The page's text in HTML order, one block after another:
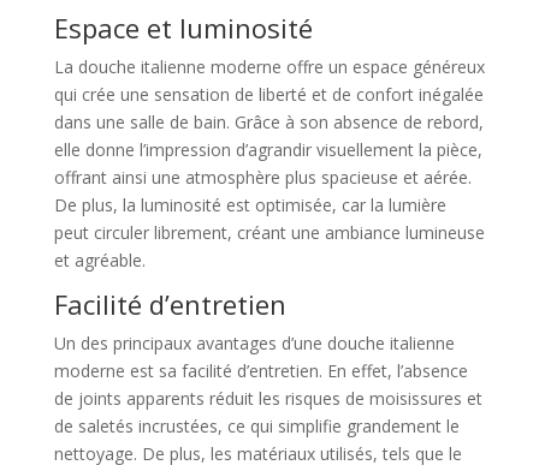
Espace et luminosité
La douche italienne moderne offre un espace généreux
qui crée une sensation de liberté et de confort inégalée
dans une salle de bain. Grâce à son absence de rebord,
elle donne l’impression d’agrandir visuellement la pièce,
offrant ainsi une atmosphère plus spacieuse et aérée.
De plus, la luminosité est optimisée, car la lumière
peut circuler librement, créant une ambiance lumineuse
et agréable.
Facilité d’entretien
Un des principaux avantages d’une douche italienne
moderne est sa facilité d’entretien. En effet, l’absence
de joints apparents réduit les risques de moisissures et
de saletés incrustées, ce qui simplifie grandement le
nettoyage. De plus, les matériaux utilisés, tels que le